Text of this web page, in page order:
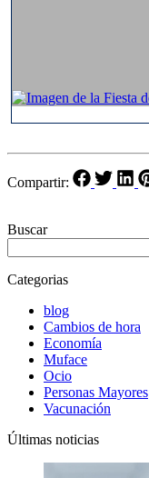
Compartir:
Buscar
Categorias
blog
Cambios de hora
Economía
Muface
Ocio
Personas Mayores
Vacunación
Últimas noticias